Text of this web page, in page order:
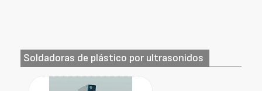
Soldadoras de plástico por ultrasonidos